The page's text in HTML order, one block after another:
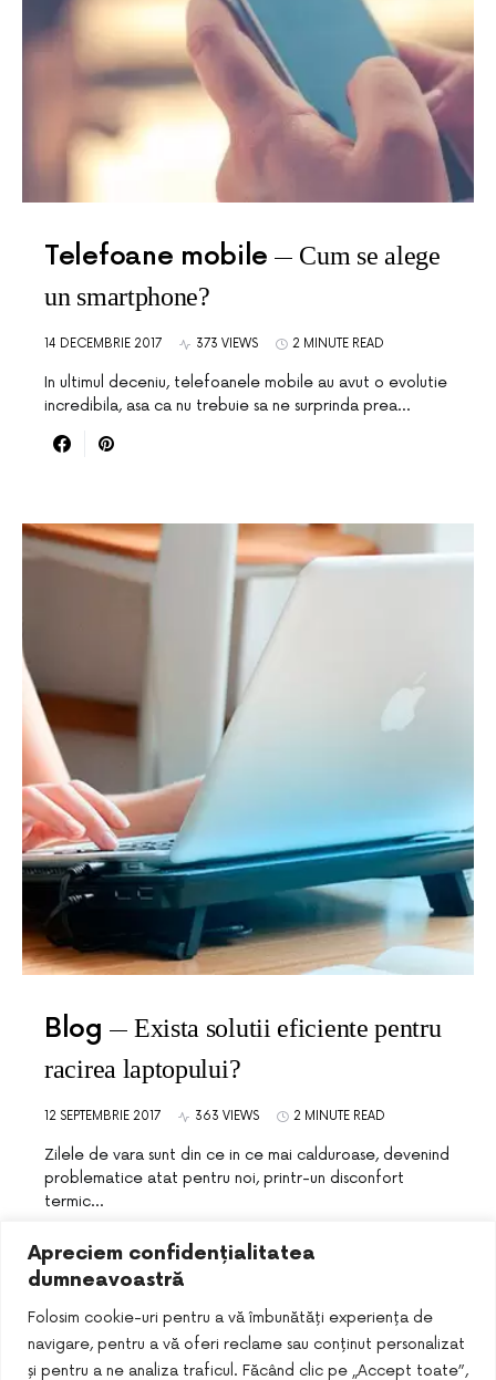
Apreciem confidențialitatea
dumneavoastră
Folosim cookie-uri pentru a vă îmbunătăți experiența de
navigare, pentru a vă oferi reclame sau conținut personalizat
și pentru a ne analiza traficul. Făcând clic pe „Accept toate”,
Telefoane mobile
Cum se alege
un smartphone?
14 DECEMBRIE 2017 373 VIEWS 2 MINUTE READ
In ultimul deceniu, telefoanele mobile au avut o evolutie
incredibila, asa ca nu trebuie sa ne surprinda prea…
Blog
Exista solutii eficiente pentru
racirea laptopului?
12 SEPTEMBRIE 2017 363 VIEWS 2 MINUTE READ
Zilele de vara sunt din ce in ce mai calduroase, devenind
problematice atat pentru noi, printr-un disconfort
termic…